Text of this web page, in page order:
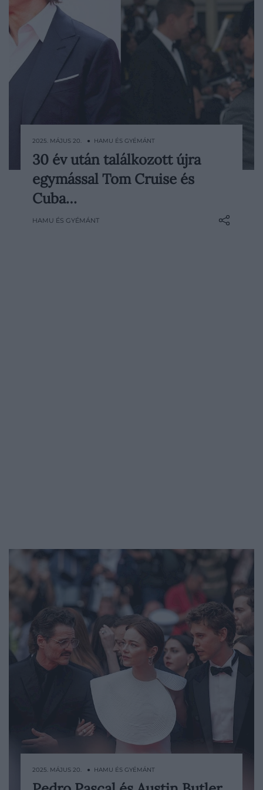
A 2025-ös Cannes-i Filmfesztivál
meglepetést tartogatott a rajongóknak:
közel 30 évvel a legendás Jerry Maguire –
Cruise és Cuba Gooding Jr. újra együtt
2025. MÁJUS 20. ● HAMU ÉS GYÉMÁNT
30 év után találkozott újra
egymással Tom Cruise és
Cuba…
HAMU ÉS GYÉMÁNT
2025. MÁJUS 20. ● HAMU ÉS GYÉMÁNT